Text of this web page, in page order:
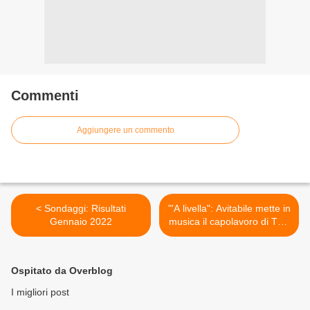
Commenti
Aggiungere un commento
< Sondaggi: Risultati
Gennaio 2022
"'A livella": Avitabile mette in
musica il capolavoro di Totò
>
Ospitato da Overblog
I migliori post